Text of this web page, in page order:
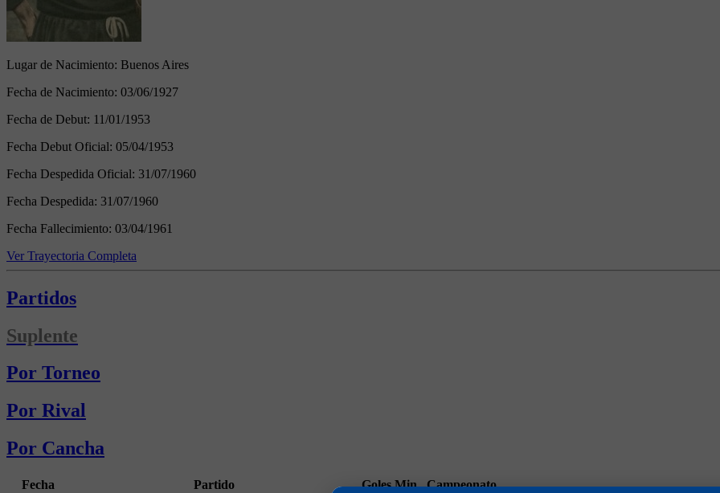
Lugar de Nacimiento: Buenos Aires
Fecha de Nacimiento: 03/06/1927
Fecha de Debut: 11/01/1953
Fecha Debut Oficial: 05/04/1953
Fecha Despedida Oficial: 31/07/1960
Fecha Despedida: 31/07/1960
Fecha Fallecimiento: 03/04/1961
Ver Trayectoria Completa
Partidos
Suplente
Por Torneo
Por Rival
Por Cancha
Fecha Partido Goles Min Campeonato